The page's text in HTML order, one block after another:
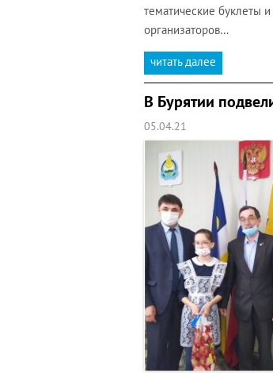
тематические буклеты
организаторов…
читать далее
В Бурятии
05.04.21